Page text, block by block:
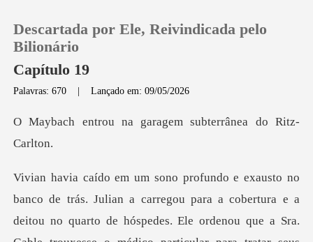
Loja
Histórico
Sair
Descartada por Ele, Reivindicada pelo
Bilionário
Capítulo 19
Palavras: 670 |Lançado em: 09/05/2026
a garagem subterrâ
a carregou para a cobertura e a
deitou no quarto de hóspedes. Ele ordenou